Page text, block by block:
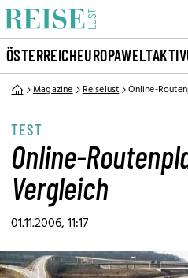
ÖSTERREICHEUROPAWELT
Magazine Reiselust Online-
TEST
Online-
Vergleich
01.11.2006, 11:17